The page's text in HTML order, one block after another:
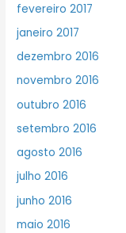
fevereiro 2017
janeiro 2017
dezembro 2016
novembro 2016
outubro 2016
setembro 2016
agosto 2016
julho 2016
junho 2016
maio 2016